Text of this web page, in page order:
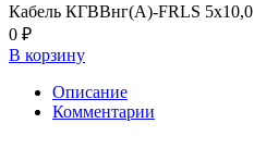
Кабель КГВВнг(А)-FRLS 5х10,0
0 ₽
В корзину
Описание
Комментарии